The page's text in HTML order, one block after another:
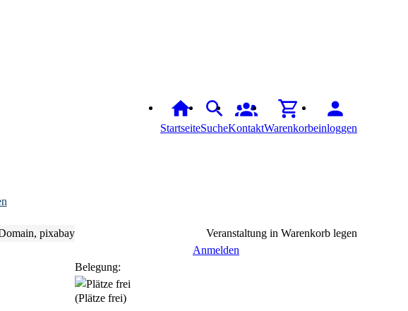
StartseiteSucheKontaktWarenkorbeinloggen
pixabay
Veranstaltung in Warenkorb legen
Anmelden
Belegung:
(Plätze frei)